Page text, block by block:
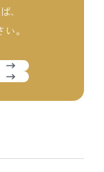
、
。